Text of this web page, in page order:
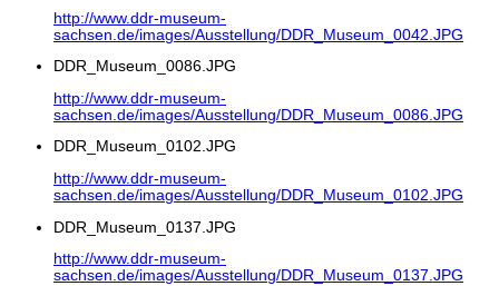
http://www.ddr-museum-
sachsen.de/images/Ausstellung/DDR_Museum_0042.JPG
DDR_Museum_0086.JPG
http://www.ddr-museum-
sachsen.de/images/Ausstellung/DDR_Museum_0086.JPG
DDR_Museum_0102.JPG
http://www.ddr-museum-
sachsen.de/images/Ausstellung/DDR_Museum_0102.JPG
DDR_Museum_0137.JPG
http://www.ddr-museum-
sachsen.de/images/Ausstellung/DDR_Museum_0137.JPG